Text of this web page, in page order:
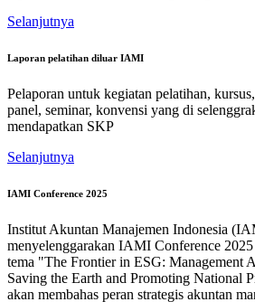
Selanjutnya
Laporan pelatihan diluar IAMI
Pelaporan untuk kegiatan pelatihan,
panel, seminar, konvensi yang di
mendapatkan SKP
Selanjutnya
IAMI Conference 2025
Institut Akuntan Manajemen Indonesia
menyelenggarakan IAMI Conference
tema "The Frontier in ESG: Management
Saving the Earth and Promoting National
akan membahas peran strategis akuntan